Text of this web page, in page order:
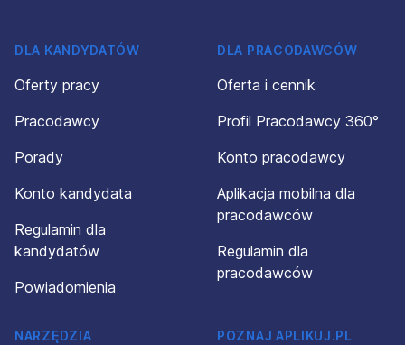
DLA KANDYDATÓW
Oferty pracy
Pracodawcy
Porady
Konto kandydata
Regulamin dla
kandydatów
Powiadomienia
DLA PRACODAWCÓW
Oferta i cennik
Profil Pracodawcy 360°
Konto pracodawcy
Aplikacja mobilna dla
pracodawców
Regulamin dla
pracodawców
NARZĘDZIA
POZNAJ APLIKUJ.PL